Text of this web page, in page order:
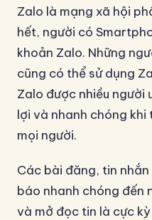
Zalo là mạng xã hội
hết, người có
khoản Zalo. Những
cũng có thể sử dụng
Zalo được nhiều người
lợi và nhanh chóng
mọi người.
Các bài đăng, tin
báo nhanh chóng đến
và mở đọc tin là cực